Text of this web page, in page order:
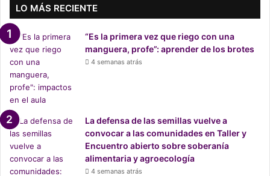
LO MÁS RECIENTE
“Es la primera vez que riego con una
manguera, profe”: aprender de los brotes
4 semanas atrás
La defensa de las semillas vuelve a
convocar a las comunidades en Taller y
Encuentro abierto sobre soberanía
alimentaria y agroecología
4 semanas atrás